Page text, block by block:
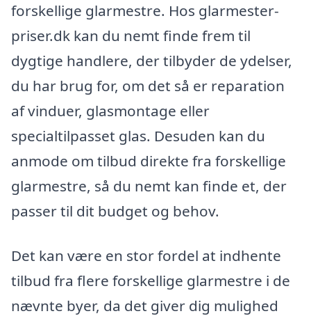
forskellige glarmestre. Hos glarmester-
priser.dk kan du nemt finde frem til
dygtige handlere, der tilbyder de ydelser,
du har brug for, om det så er reparation
af vinduer, glasmontage eller
specialtilpasset glas. Desuden kan du
anmode om tilbud direkte fra forskellige
glarmestre, så du nemt kan finde et, der
passer til dit budget og behov.
Det kan være en stor fordel at indhente
tilbud fra flere forskellige glarmestre i de
nævnte byer, da det giver dig mulighed